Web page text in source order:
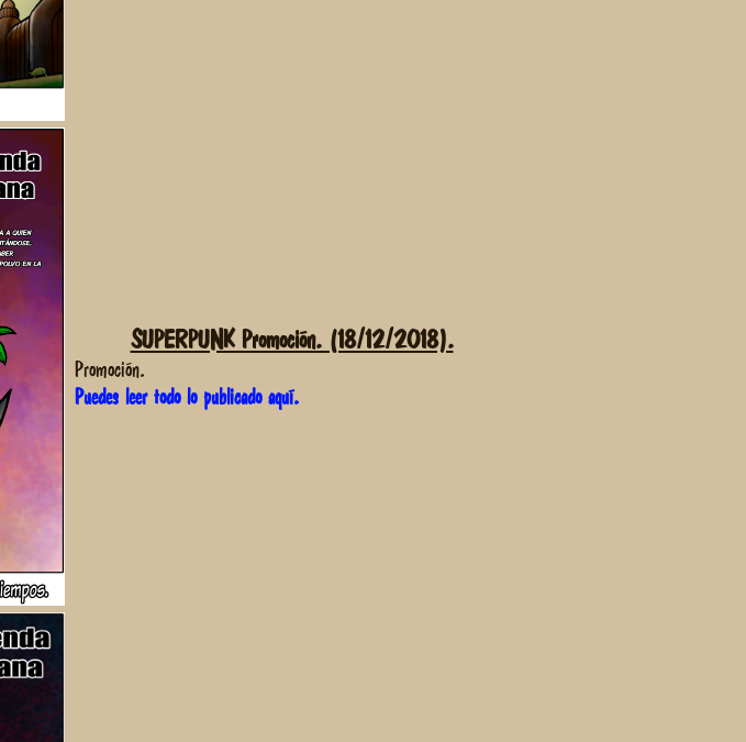
SUPERPUNK Promoción. (18/12/2018).
Promoción.
Puedes leer todo lo publicado aquí.